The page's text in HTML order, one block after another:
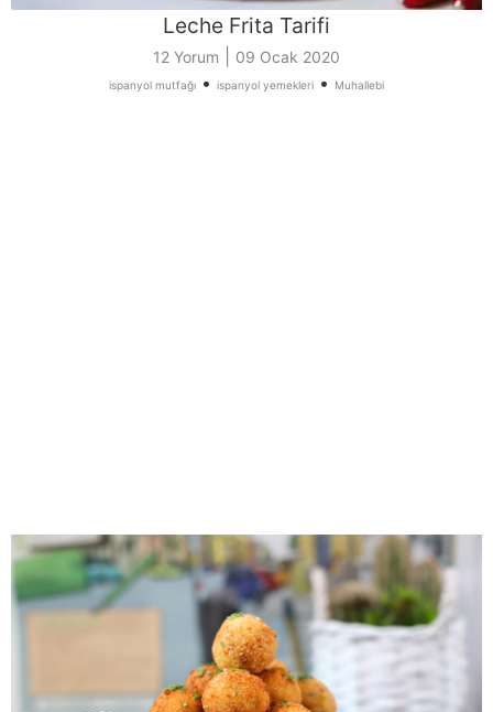
Leche Frita Tarifi
12 Yorum 09 Ocak 2020
ispanyol mutfağı • ispanyol yemekleri • Muhallebi